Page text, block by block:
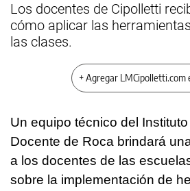
Los docentes de Cipolletti
cómo aplicar las
las clases.
+ Agregar LMCipolletti.com
Un equipo técnico del
Docente de Roca brindará
a los docentes de las
sobre la implementación de